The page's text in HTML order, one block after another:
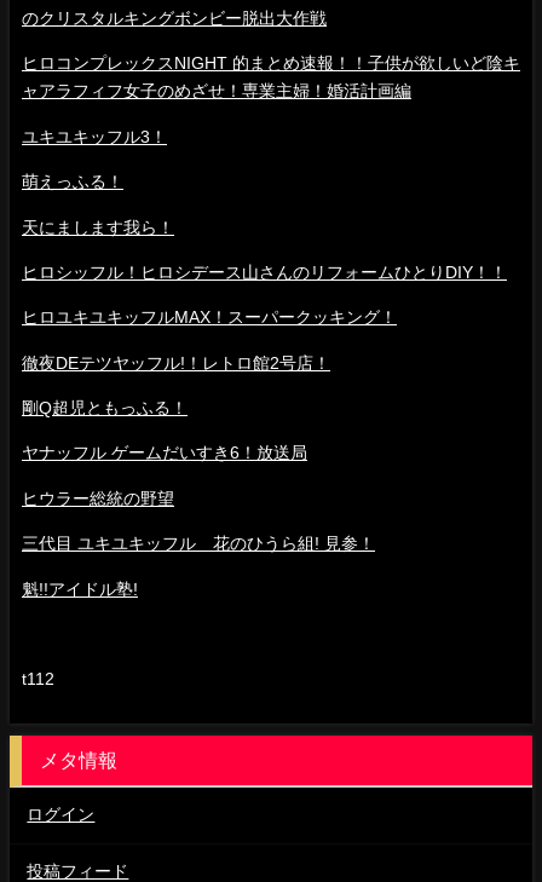
のクリスタルキングボンビー脱出大作戦
ヒロコンプレックスNIGHT 的まとめ速報！！子供が欲しいど陰キ
ャアラフィフ女子のめざせ！専業主婦！婚活計画編
ユキユキッフル3！
萌えっふる！
天にまします我ら！
ヒロシッフル！ヒロシデース山さんのリフォームひとりDIY！！
ヒロユキユキッフルMAX！スーパークッキング！
徹夜DEテツヤッフル!！レトロ館2号店！
剛Q超児ともっふる！
ヤナッフル ゲームだいすき6！放送局
ヒウラー総統の野望
三代目 ユキユキッフル 花のひうら組! 見参！
魁!!アイドル塾!
t112
メタ情報
ログイン
投稿フィード